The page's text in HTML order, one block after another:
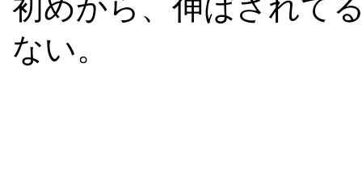
初めから、伸ばされて
ない。